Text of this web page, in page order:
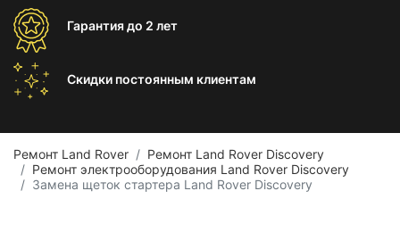
Гарантиядо 2 лет
Скидки постоянным клиентам
Ремонт Land Rover
Ремонт Land Rover Discovery
Ремонт электрооборудования Land Rover Discovery
Замена щеток стартера Land Rover Discovery